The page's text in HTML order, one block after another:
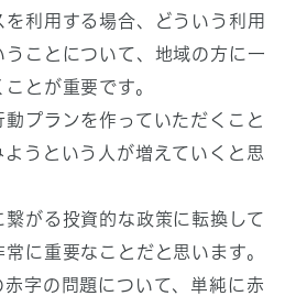
利用する場合、どういう利用
うことについて、地域の方に一
とが重要です。
プランを作っていただくこと
うという人が増えていくと思
がる投資的な政策に転換して
に重要なことだと思います。
赤字の問題について、単純に赤